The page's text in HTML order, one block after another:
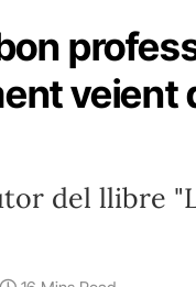
veient
del llibre